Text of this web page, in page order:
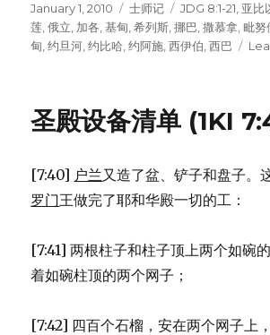
Posted
on
January 1, 2010 Categories
士师记 Tags
JDG 8:1-21 亚比
莲 ,俄立 加各 ,基甸 ,希列斯 ,挪巴 ,撒慕拿 ,毗努
甸 ,约旦河 ,约比哈 ,约阿施 ,西伊伯 ,西巴
圣殿设备清单 (1KI
[7:40] 户兰又造了盆、铲子和盘子。
罗门王做完了耶和华殿一切的工：
[7:41] 两根柱子和柱子顶上两个如碗
着如碗柱顶的两个网子；
[7:42] 四百个石榴，安在两个网子上